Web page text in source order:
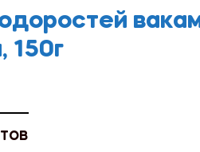
150г
ТОВ